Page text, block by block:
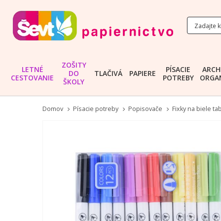
LETNÉ
CESTOVANIE
ZOŠITY
DO
ŠKOLY
TLAČIVÁ PAPIERE
PÍSACIE
POTREBY
Domov Písacie potreby Popisovače Fixky na biele